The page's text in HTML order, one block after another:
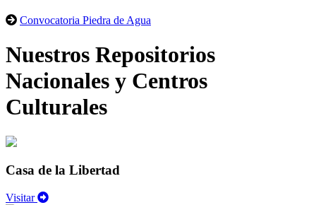
Convocatoria Piedra de Agua
Nuestros Repositorios
Nacionales y Centros
Culturales
Casa de la Libertad
Visitar